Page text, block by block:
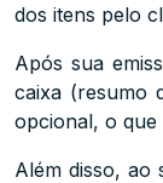
dos itens pelo
Após sua
caixa (resumo
opcional, o que
Além disso, ao